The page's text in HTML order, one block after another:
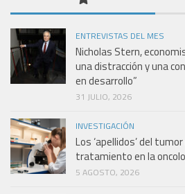
ENTREVISTAS DEL MES
Nicholas Stern,
una distracción y una
en desarrollo”
31 JULIO, 2026
INVESTIGACIÓN
Los ‘apellidos’ del
tratamiento en la
5 AGOSTO, 2026